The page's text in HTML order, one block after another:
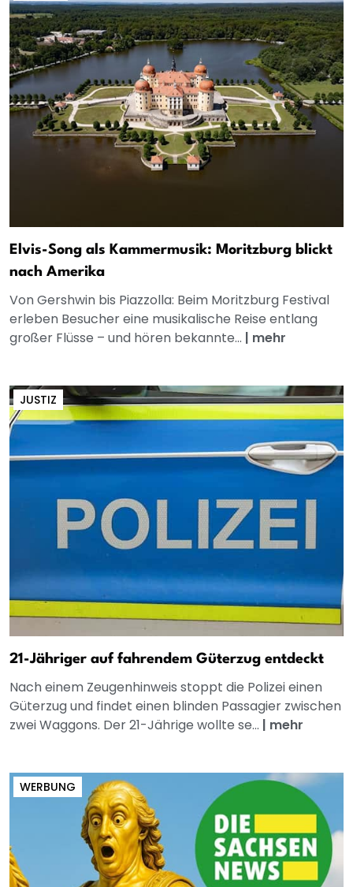
Elvis-Song als Kammermusik: Moritzburg blickt
nach Amerika
Von Gershwin bis Piazzolla: Beim Moritzburg Festival
erleben Besucher eine musikalische Reise entlang
großer Flüsse – und hören bekannte... | mehr
JUSTIZ
21-Jähriger auf fahrendem Güterzug entdeckt
Nach einem Zeugenhinweis stoppt die Polizei einen
Güterzug und findet einen blinden Passagier zwischen
zwei Waggons. Der 21-Jährige wollte se... | mehr
WERBUNG